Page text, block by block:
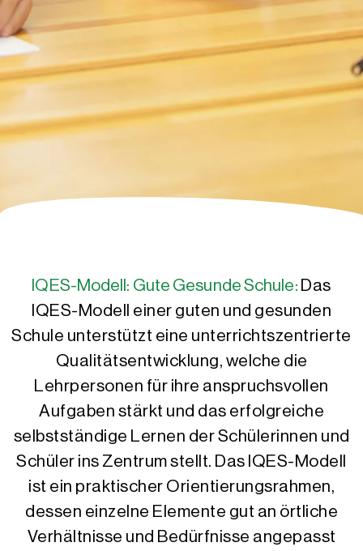
IQES-Modell: Gute Gesunde Schule: Das
IQES-Modell einer guten und gesunden
Schule unterstützt eine unterrichtszentrierte
Qualitätsentwicklung, welche die
Lehrpersonen für ihre anspruchsvollen
Aufgaben stärkt und das erfolgreiche
selbstständige Lernen der Schülerinnen und
Schüler ins Zentrum stellt. Das IQES-Modell
ist ein praktischer Orientierungsrahmen,
dessen einzelne Elemente gut an örtliche
Verhältnisse und Bedürfnisse angepasst